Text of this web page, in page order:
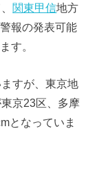
関東甲信地方
報の発表可能
す。
すが、東京地
京23区、多摩
となっていま